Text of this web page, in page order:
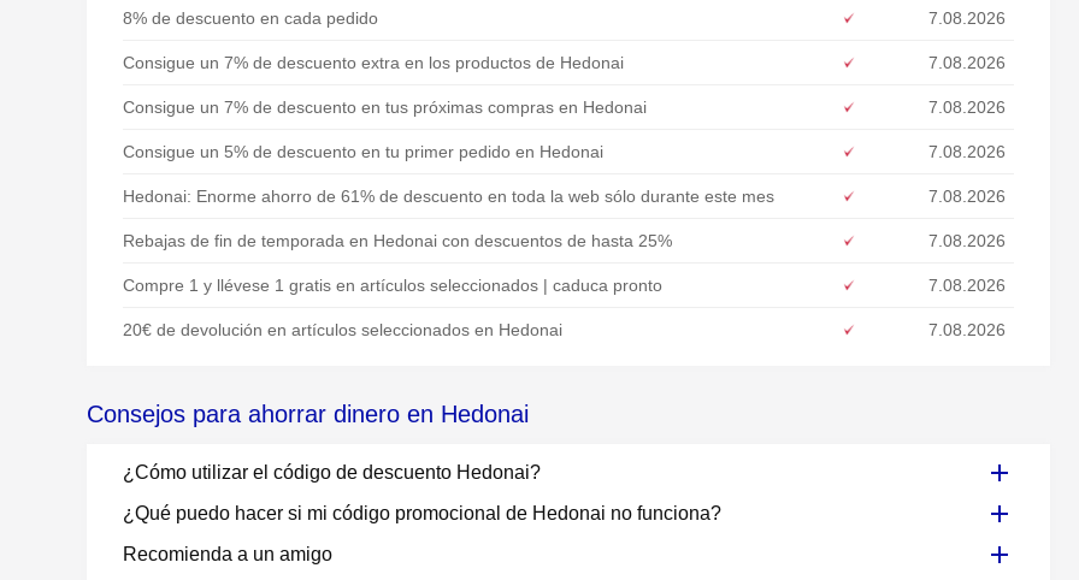
8% de descuento en cada pedido 7.08.2026
Consigue un 7% de descuento extra en los productos de Hedonai 7.08.2026
Consigue un 7% de descuento en tus próximas compras en Hedonai 7.08.2026
Consigue un 5% de descuento en tu primer pedido en Hedonai 7.08.2026
Hedonai: Enorme ahorro de 61% de descuento en toda la web sólo durante este mes 7.08.2026
Rebajas de fin de temporada en Hedonai con descuentos de hasta 25% 7.08.2026
Compre 1 y llévese 1 gratis en artículos seleccionados | caduca pronto 7.08.2026
20€ de devolución en artículos seleccionados en Hedonai 7.08.2026
Consejos para ahorrar dinero en Hedonai
¿Cómo utilizar el código de descuento Hedonai?
¿Qué puedo hacer si mi código promocional de Hedonai no funciona?
Recomienda a un amigo